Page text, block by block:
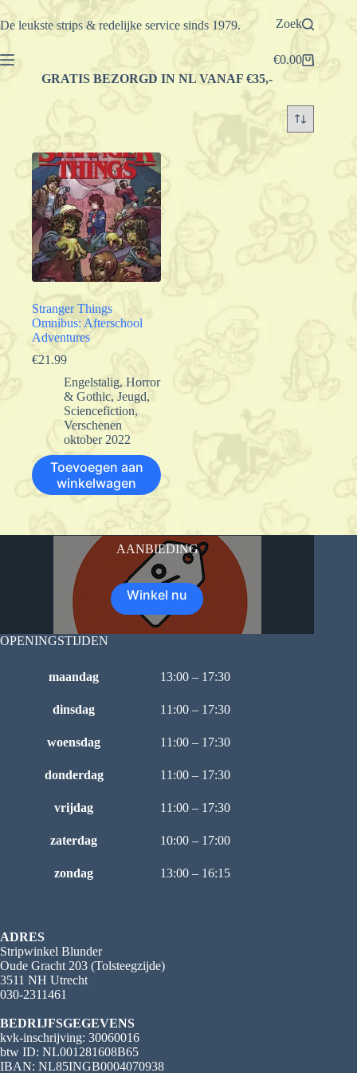
Ga
naar
De leukste strips & redelijke service sinds 1979. Zoek
Winkelwagen
€0.00
GRATIS BEZORGD IN NL VANAF €35,-
Stranger Things
Omnibus: Afterschool
Adventures
€21.99
Engelstalig, Horror
& Gothic, Jeugd,
Sciencefiction,
Verschenen
oktober 2022
Toevoegen aan
winkelwagen
AANBIEDING
Winkel nu
OPENINGSTIJDEN
maandag 13:00 – 17:30
dinsdag 11:00 – 17:30
woensdag 11:00 – 17:30
donderdag 11:00 – 17:30
vrijdag 11:00 – 17:30
zaterdag 10:00 – 17:00
zondag 13:00 – 16:15
ADRES
Stripwinkel Blunder
Oude Gracht 203 (Tolsteegzijde)
3511 NH Utrecht
030-2311461
BEDRIJFSGEGEVENS
kvk-inschrijving: 30060016
btw ID: NL001281608B65
IBAN: NL85INGB0004070938